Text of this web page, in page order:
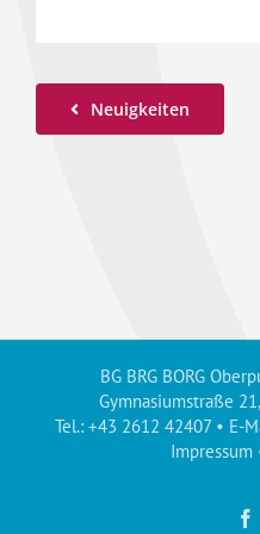
Neuigkeiten
BG BRG BORG
Gymnasiumstraße
Tel.: +43 2612 42407 • E-
Impressum